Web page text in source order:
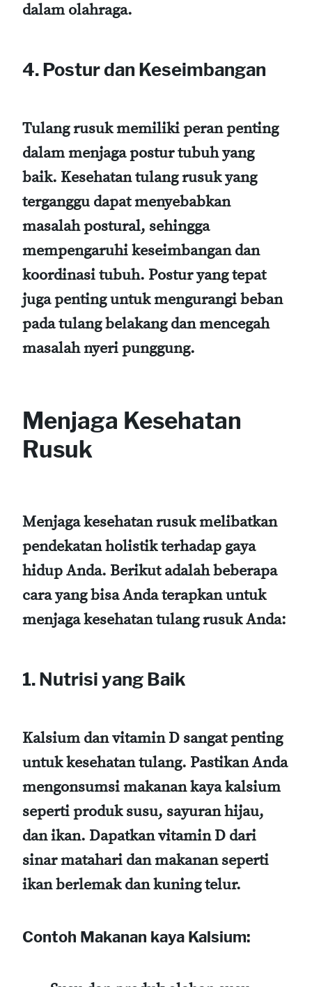
dalam olahraga.
4. Postur dan Keseimbangan
Tulang rusuk memiliki peran penting
dalam menjaga postur tubuh yang
baik. Kesehatan tulang rusuk yang
terganggu dapat menyebabkan
masalah postural, sehingga
mempengaruhi keseimbangan dan
koordinasi tubuh. Postur yang tepat
juga penting untuk mengurangi beban
pada tulang belakang dan mencegah
masalah nyeri punggung.
Menjaga Kesehatan
Rusuk
Menjaga kesehatan rusuk melibatkan
pendekatan holistik terhadap gaya
hidup Anda. Berikut adalah beberapa
cara yang bisa Anda terapkan untuk
menjaga kesehatan tulang rusuk Anda:
1. Nutrisi yang Baik
Kalsium dan vitamin D sangat penting
untuk kesehatan tulang. Pastikan Anda
mengonsumsi makanan kaya kalsium
seperti produk susu, sayuran hijau,
dan ikan. Dapatkan vitamin D dari
sinar matahari dan makanan seperti
ikan berlemak dan kuning telur.
Contoh Makanan kaya Kalsium: